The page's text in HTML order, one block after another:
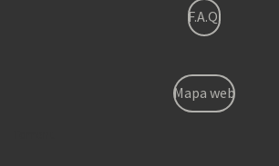
F.A.Q.
Mapa web